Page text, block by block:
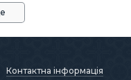
Контактна інформація